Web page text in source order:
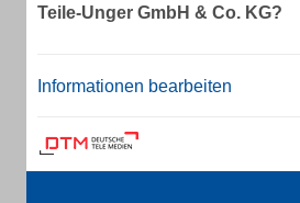
Teile-Unger GmbH & Co. KG?
Informationen bearbeiten